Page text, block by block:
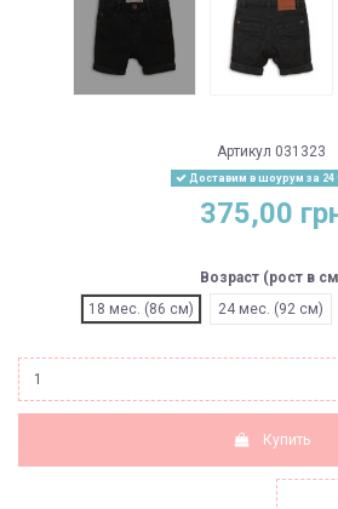
Артикул 031323
Доставим в шоурум за 24
375,00
Возраст (рост в
18 мес. (86 см)
24 мес. (92 см)
Купить